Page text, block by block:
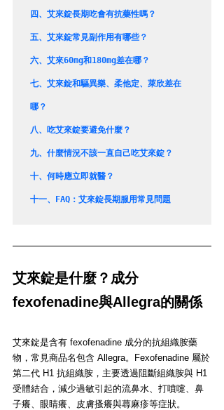
四、 艾來錠長期吃會有抗藥性嗎？
五、 艾來錠常見副作用有哪些？
六、 艾來60mg和180mg差在哪？
七、 艾來錠和驅異樂、柔他定、萊欣差在
哪？
八、 吃艾來錠要避免什麼？
九、 什麼情況不該一直自己吃艾來錠？
十、 何時應立即就醫？
十一、 FAQ：艾來錠長期服用常見問題
艾來錠是什麼？成分
fexofenadine與Allegra的關係
艾來錠是含有 fexofenadine 成分的抗組織胺藥
物，常見商品名包含 Allegra。Fexofenadine 屬於
第二代 H1 抗組織胺，主要透過阻斷組織胺與 H1
受體結合，減少過敏引起的流鼻水、打噴嚏、鼻
子癢、眼睛癢、皮膚搔癢與蕁麻疹等症狀。